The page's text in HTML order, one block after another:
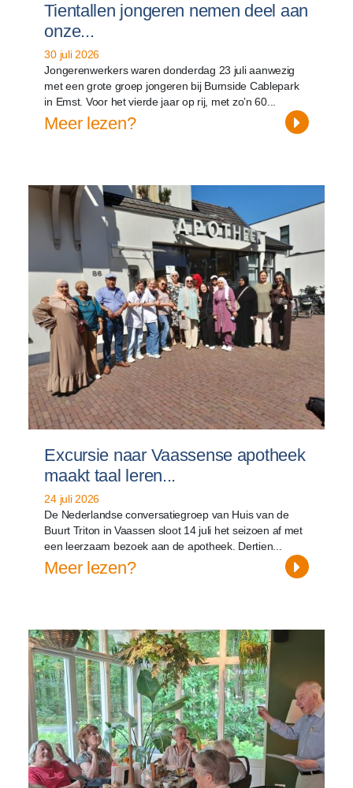
Tientallen jongeren nemen deel aan
onze...
30 juli 2026
Jongerenwerkers waren donderdag 23 juli aanwezig
met een grote groep jongeren bij Burnside Cablepark
in Emst. Voor het vierde jaar op rij, met zo’n 60...
Meer lezen?
Excursie naar Vaassense apotheek
maakt taal leren...
24 juli 2026
De Nederlandse conversatiegroep van Huis van de
Buurt Triton in Vaassen sloot 14 juli het seizoen af met
een leerzaam bezoek aan de apotheek. Dertien...
Meer lezen?